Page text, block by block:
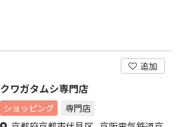
追加
クワガタムシ専門店
ショッピング 専門店